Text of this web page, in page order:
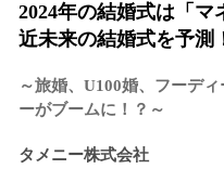
2024年の結婚式は「
近未来の結婚式を予測
～旅婚、U100婚、フーデ
ーがブームに！？～
タメニー株式会社